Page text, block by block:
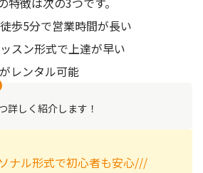
歩5分で営業時間が長い
スン形式で上達が早い
レンタル可能
詳しく紹介します！
ナル形式で初心者も安心///